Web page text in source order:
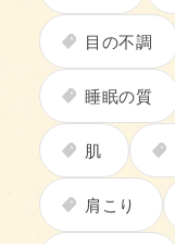
目の不調
睡眠の質
肌
肩こり